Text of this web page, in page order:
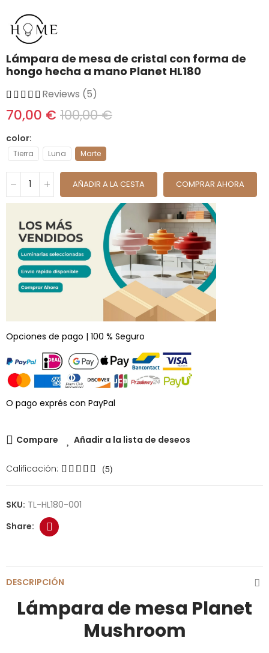
Lámpara de mesa de cristal con forma de
hongo hecha a mano Planet HL180
Reviews (5)
70,00 € 100,00 €
color
Tierra Luna Marte
AÑADIR A LA CESTA COMPRAR AHORA
Opciones de pago | 100 % Seguro
O pago exprés con PayPal
Compare Añadir a la lista de deseos
Calificación: (5)
SKU: TL-HL180-001
DESCRIPCIÓN
Lámpara de mesa Planet
Mushroom